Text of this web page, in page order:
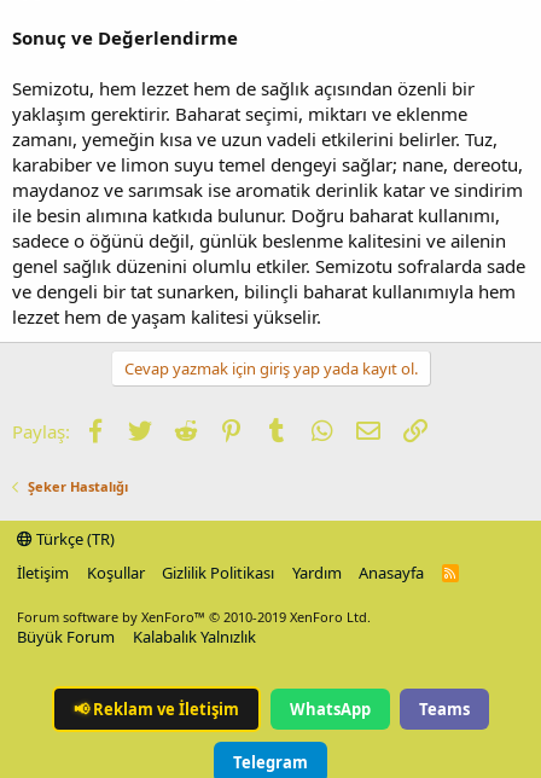
Sonuç ve Değerlendirme
Semizotu, hem lezzet hem de sağlık açısından özenli bir
yaklaşım gerektirir. Baharat seçimi, miktarı ve eklenme
zamanı, yemeğin kısa ve uzun vadeli etkilerini belirler. Tuz,
karabiber ve limon suyu temel dengeyi sağlar; nane, dereotu,
maydanoz ve sarımsak ise aromatik derinlik katar ve sindirim
ile besin alımına katkıda bulunur. Doğru baharat kullanımı,
sadece o öğünü değil, günlük beslenme kalitesini ve ailenin
genel sağlık düzenini olumlu etkiler. Semizotu sofralarda sade
ve dengeli bir tat sunarken, bilinçli baharat kullanımıyla hem
lezzet hem de yaşam kalitesi yükselir.
Cevap yazmak için giriş yap yada kayıt ol.
Paylaş: Facebook
TwitterReddit PinterestTumblrWhatsApp
E-postaLink
Şeker Hastalığı
Türkçe (TR)
İletişim
Koşullar Gizlilik Politikası Yardım Anasayfa
R
Forum software by XenForo™ © 2010-2019 XenForo Ltd.
Büyük Forum Kalabalık Yalnızlık
📢Reklam ve İletişim WhatsApp Teams
Telegram